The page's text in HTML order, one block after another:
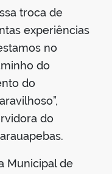
troca de
experiências
no
do
do
do
Municipal de